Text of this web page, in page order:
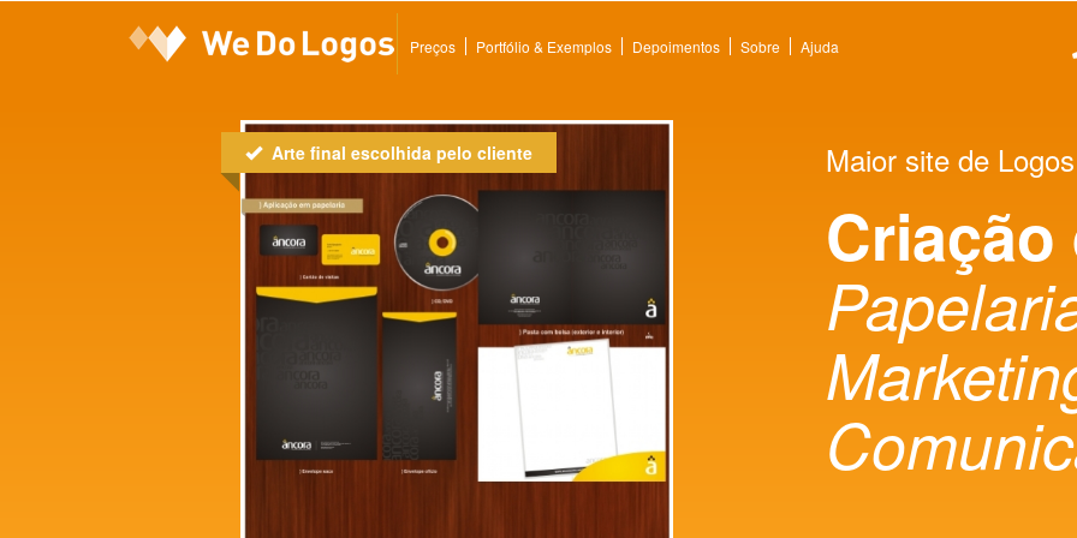
Preços Portfólio & Exemplos Depoimentos Sobre Ajuda
Arte final escolhida pelo cliente Maior site de
Criação